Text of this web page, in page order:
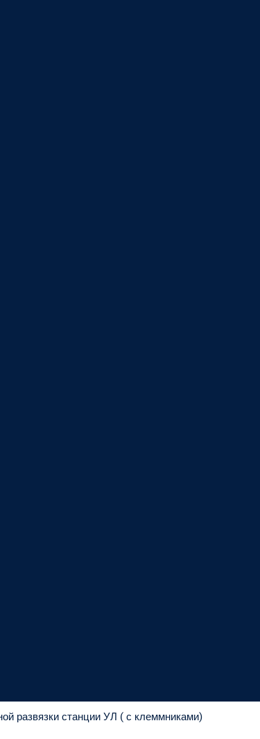
развязки станции УЛ ( с клеммниками)